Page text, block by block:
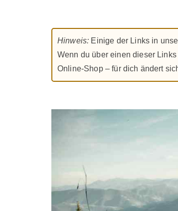
Hinweis: Einige der Links in
Wenn du über einen dieser
Online-Shop – für dich ändert